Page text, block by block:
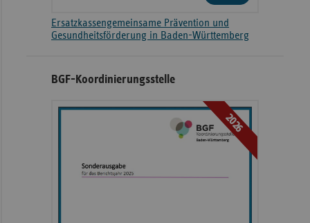
Ersatzkassengemeinsame Prävention und
Gesundheitsförderung in Baden-Württemberg
BGF-Koordinierungsstelle
2026